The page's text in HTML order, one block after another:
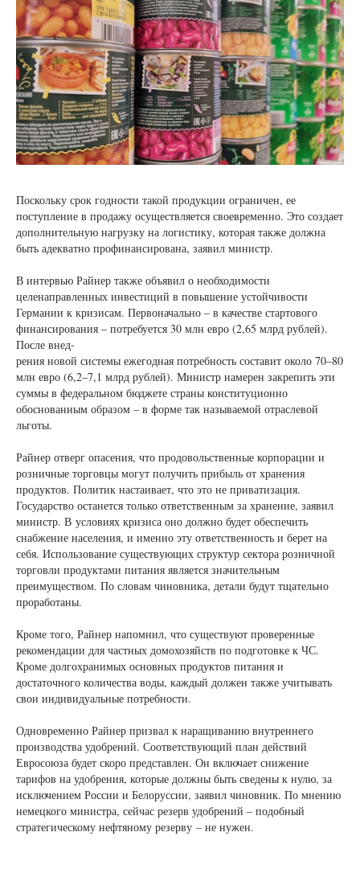
Поскольку срок годности такой продукции ограничен, ее
поступление в продажу осуществляется своевременно. Это создает
дополнительную нагрузку на логистику, которая также должна
быть адекватно профинансирована, заявил министр.
В интервью Райнер также объявил о необходимости
целенаправленных инвестиций в повышение устойчивости
Германии к кризисам. Первоначально – в качестве стартового
финансирования – потребуется 30 млн евро (2,65 млрд рублей).
После внед-
рения новой системы ежегодная потребность составит около 70–80
млн евро (6,2–7,1 млрд рублей). Министр намерен закрепить эти
суммы в федеральном бюджете страны конституционно
обоснованным образом – в форме так называемой отраслевой
льготы.
Райнер отверг опасения, что продовольственные корпорации и
розничные торговцы могут получить прибыль от хранения
продуктов. Политик настаивает, что это не приватизация.
Государство останется только ответственным за хранение, заявил
министр. В условиях кризиса оно должно будет обеспечить
снабжение населения, и именно эту ответственность и берет на
себя. Использование существующих структур сектора розничной
торговли продуктами питания является значительным
преимуществом. По словам чиновника, детали будут тщательно
проработаны.
Кроме того, Райнер напомнил, что существуют проверенные
рекомендации для частных домохозяйств по подготовке к ЧС.
Кроме долгохранимых основных продуктов питания и
достаточного количества воды, каждый должен также учитывать
свои индивидуальные потребности.
Одновременно Райнер призвал к наращиванию внутреннего
производства удобрений. Соответствующий план действий
Евросоюза будет скоро представлен. Он включает снижение
тарифов на удобрения, которые должны быть сведены к нулю, за
исключением России и Белоруссии, заявил чиновник. По мнению
немецкого министра, сейчас резерв удобрений – подобный
стратегическому нефтяному резерву – не нужен.